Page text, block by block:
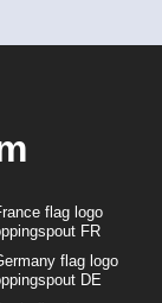
FR
DE